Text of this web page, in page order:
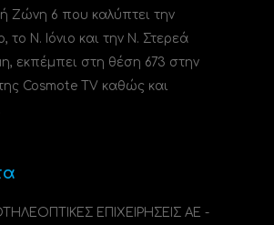
Ζώνη 6 που καλύπτει την
το N. Ιόνιο και την Ν. Στερεά
εκπέμπει στη θέση 673 στην
Cosmote TV καθώς και
ΕΠΙΧΕΙΡΗΣΕΙΣ ΑΕ -